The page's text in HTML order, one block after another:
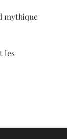
mythique
les